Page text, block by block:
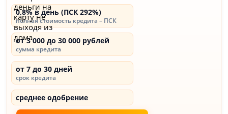
0,8% в день (ПСК 292%)
полная стоимость кредита – ПСК
от 3 000 до 30 000 рублей
сумма кредита
от 7 до 30 дней
срок кредита
среднее одобрение